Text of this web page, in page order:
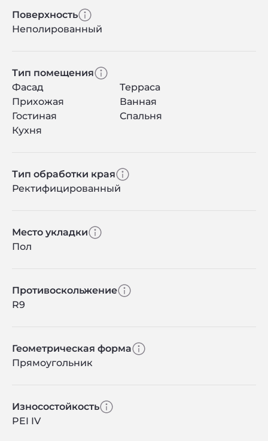
Поверхность
Неполированный
Тип помещения
Фасад
Терраса
Прихожая
Ванная
Гостиная
Спальня
Кухня
Тип обработки края
Ректифицированный
Место укладки
Пол
Противоскольжение
R9
Геометрическая форма
Прямоугольник
Износостойкость
PEI IV